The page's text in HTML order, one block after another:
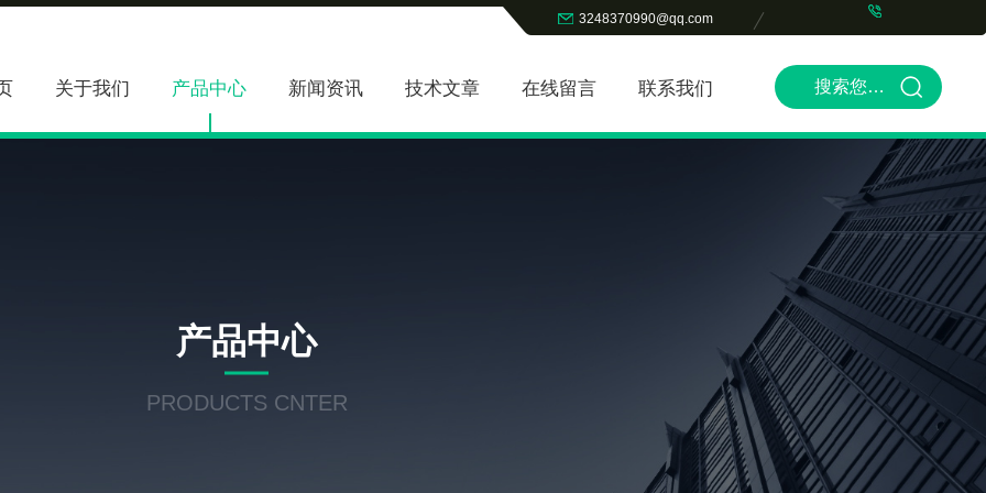
3248370990@qq.com
关于我们 产品中心 新闻资讯 技术文章 在线留言 联系我们
产品中心
PRODUCTS CNTER